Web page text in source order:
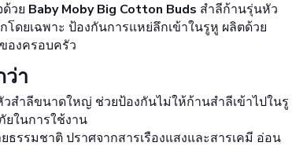
วย Baby Moby Big Cotton Buds สำลีก้านรุ่นหัว
ดยเฉพาะ ป้องกันการแหย่ลึกเข้าในรูหู ผลิตด้วย
องครอบครัว
า
สำลีขนาดใหญ่ ช่วยป้องกันไม่ให้ก้านสำลีเข้าไปในรู
ในการใช้งาน
ธรรมชาติ ปราศจากสารเรืองแสงและสารเคมี อ่อน